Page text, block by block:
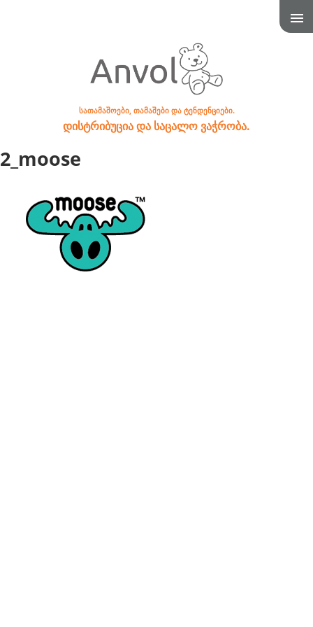
სათამაშოები, თამაშები და ტენდენციები.
დისტრიბუცია და საცალო ვაჭრობა.
2_moose